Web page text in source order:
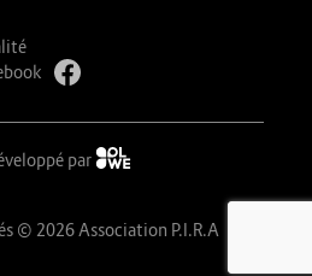
par
© 2026 Association P.I.R.A